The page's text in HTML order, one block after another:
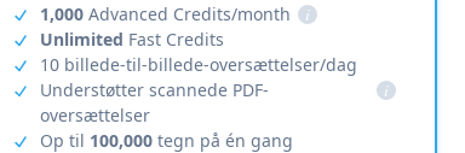
1,000 Advanced Credits/month
i
Unlimited Fast Credits
10 billede-til-billede-oversættelser/dag
Understøtter scannede PDF-
oversættelser
i
Op til 100,000 tegn på én gang